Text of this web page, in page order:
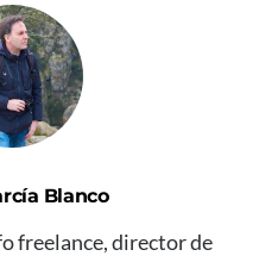
Blanco
freelance, director de